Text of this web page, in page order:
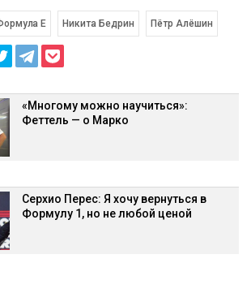
E Никита Бедрин Пётр Алёшин
«Многому можно научиться»:
Феттель — о Марко
Серхио Перес: Я хочу вернуться в
Формулу 1, но не любой ценой